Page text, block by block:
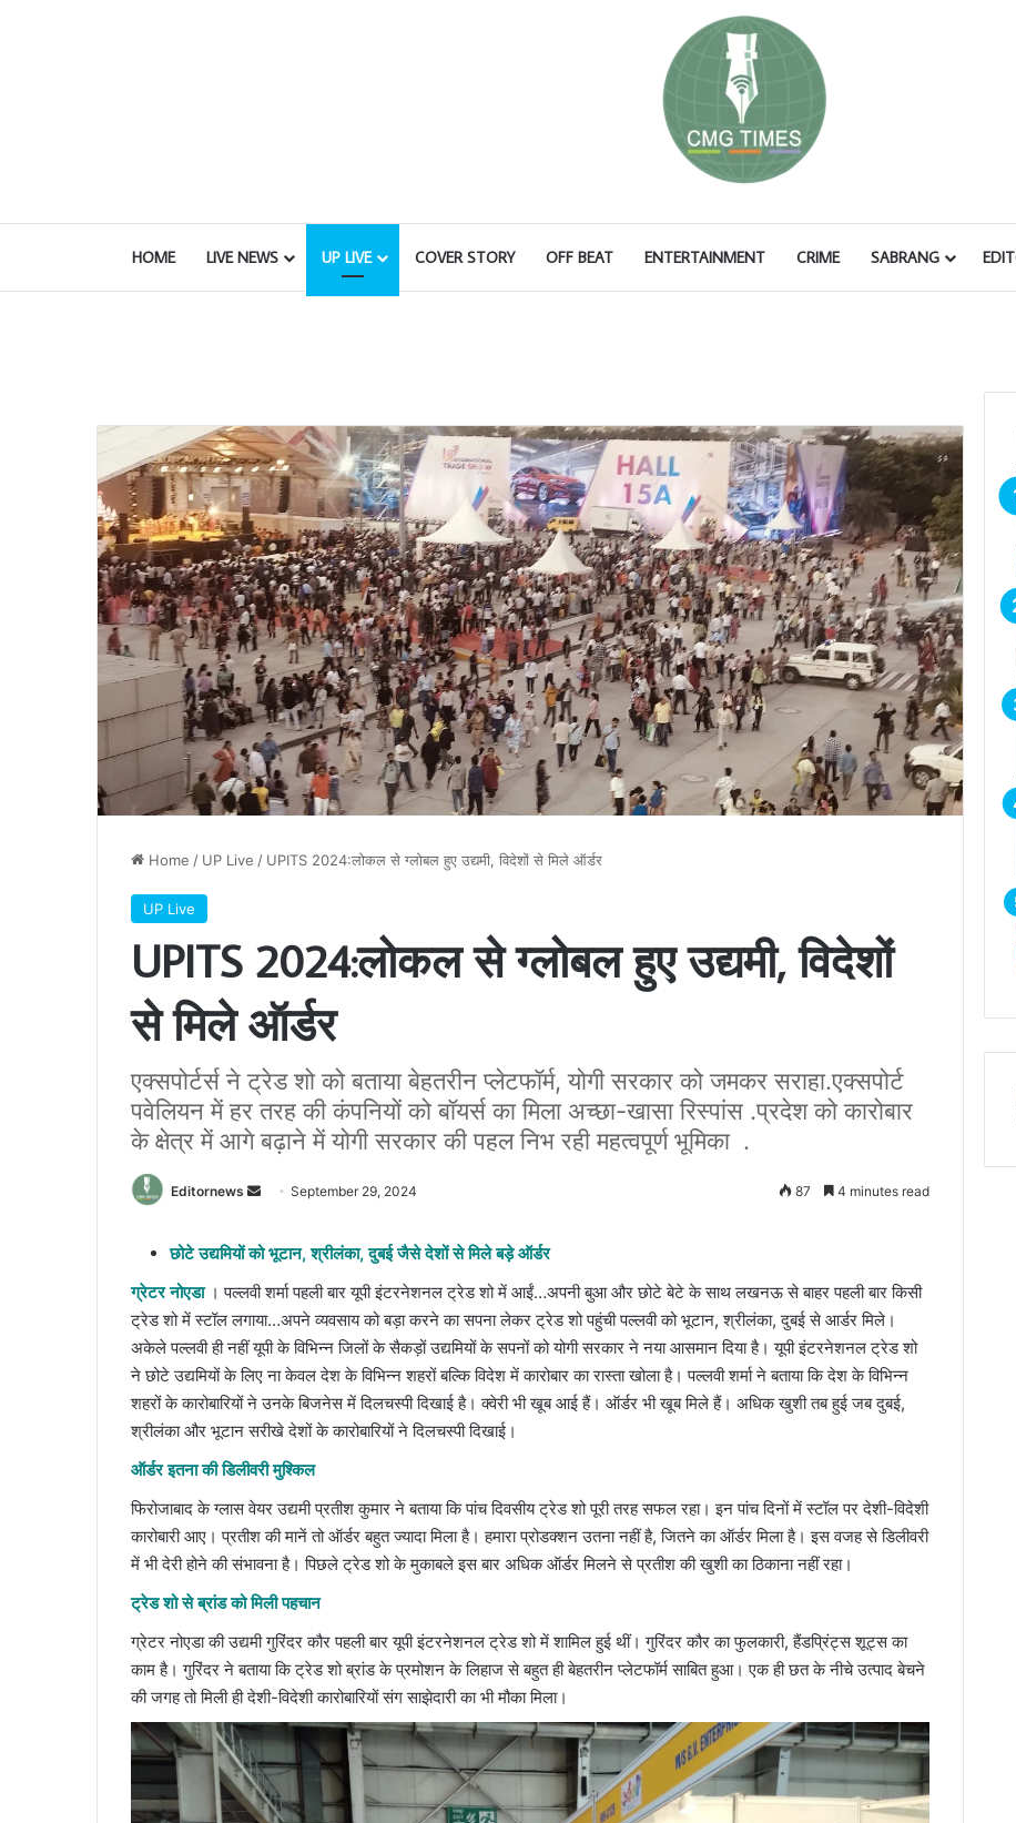
HOME LIVE NEWS UP LIVE COVER STORY OFF BEAT ENTERTAINMENT CRIME SABRANG
Home / UP Live / UPITS 2024:लोकल से ग्लोबल हुए उद्यमी, विदेशों से मिले ऑर्डर
UP Live
UPITS 2024:लोकल से ग्लोबल हुए उद्यमी, विदेशों
से मिले ऑर्डर
एक्सपोर्टर्स ने ट्रेड शो को बताया बेहतरीन प्‍लेटफॉर्म, योगी सरकार को जमकर सराहा.एक्‍सपोर्ट
पवेलियन में हर तरह की कंपनियों को बॉयर्स का मिला अच्‍छा-खासा रिस्‍पांस .प्रदेश को कारोबार
के क्षेत्र में आगे बढ़ाने में योगी सरकार की पहल निभ रही महत्‍वपूर्ण भूमिका .
Editornews
Send
email
September 29, 2024 87 4 minutes read
छोटे उद्यमियों को भूटान, श्रीलंका, दुबई जैसे देशों से मिले बड़े ऑर्डर
ग्रेटर नोएडा । पल्लवी शर्मा पहली बार यूपी इंटरनेशनल ट्रेड शो में आईं…अपनी बुआ और छोटे बेटे के साथ लखनऊ से बाहर पहली बार किसी
ट्रेड शो में स्टॉल लगाया…अपने व्यवसाय को बड़ा करने का सपना लेकर ट्रेड शो पहुंची पल्लवी को भूटान, श्रीलंका, दुबई से आर्डर मिले।
अकेले पल्लवी ही नहीं यूपी के विभिन्न जिलों के सैकड़ों उद्यमियों के सपनों को योगी सरकार ने नया आसमान दिया है। यूपी इंटरनेशनल ट्रेड शो
ने छोटे उद्यमियों के लिए ना केवल देश के विभिन्न शहरों बल्कि विदेश में कारोबार का रास्ता खोला है। पल्लवी शर्मा ने बताया कि देश के विभिन्न
शहरों के कारोबारियों ने उनके बिजनेस में दिलचस्पी दिखाई है। क्वेरी भी खूब आई हैं। ऑर्डर भी खूब मिले हैं। अधिक खुशी तब हुई जब दुबई,
श्रीलंका और भूटान सरीखे देशों के कारोबारियों ने दिलचस्पी दिखाई।
ऑर्डर इतना की डिलीवरी मुश्किल
फिरोजाबाद के ग्लास वेयर उद्यमी प्रतीश कुमार ने बताया कि पांच दिवसीय ट्रेड शो पूरी तरह सफल रहा। इन पांच दिनों में स्टॉल पर देशी-विदेशी
कारोबारी आए। प्रतीश की मानें तो ऑर्डर बहुत ज्यादा मिला है। हमारा प्रोडक्शन उतना नहीं है, जितने का ऑर्डर मिला है। इस वजह से डिलीवरी
में भी देरी होने की संभावना है। पिछले ट्रेड शो के मुकाबले इस बार अधिक ऑर्डर मिलने से प्रतीश की खुशी का ठिकाना नहीं रहा।
ट्रेड शो से ब्रांड को मिली पहचान
ग्रेटर नोएडा की उद्यमी गुरिंदर कौर पहली बार यूपी इंटरनेशनल ट्रेड शो में शामिल हुई थीं। गुरिंदर कौर का फुलकारी, हैंडप्रिंट्स शूट्स का
काम है। गुरिंदर ने बताया कि ट्रेड शो ब्रांड के प्रमोशन के लिहाज से बहुत ही बेहतरीन प्लेटफॉर्म साबित हुआ। एक ही छत के नीचे उत्पाद बेचने
की जगह तो मिली ही देशी-विदेशी कारोबारियों संग साझेदारी का भी मौका मिला।